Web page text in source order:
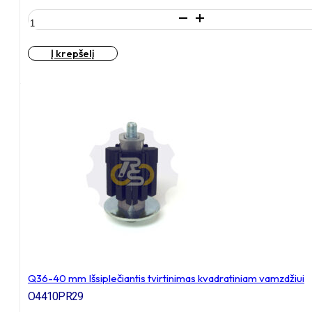
produkto
kiekis:
Q27-
30
Į krepšelį
Q36-40 mm Išsiplečiantis tvirtinimas kvadratiniam vamzdžiui
O4410PR29